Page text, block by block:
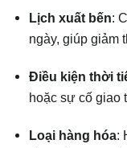
Lịch xuất bến:
ngày, giúp giảm
Điều kiện thời
hoặc sự cố giao
Loại hàng hóa: